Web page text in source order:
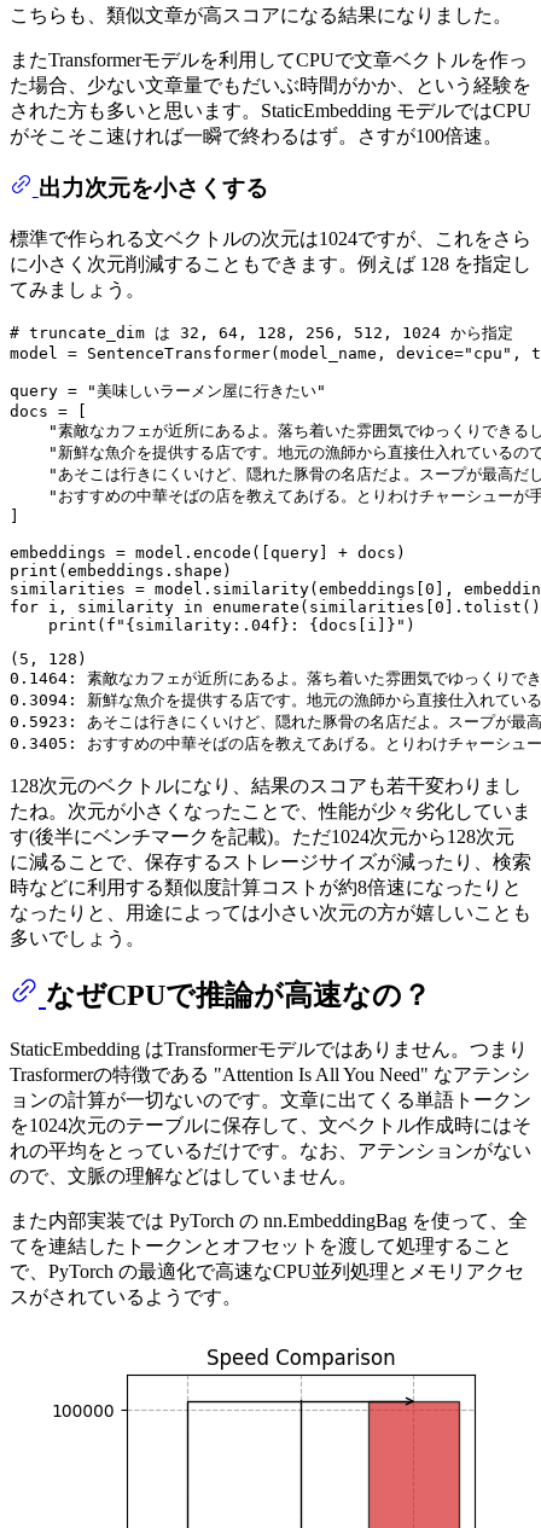
こちらも、類似文章が高スコアになる結果になりました。
またTransformerモデルを利用してCPUで文章ベクトルを作っ
た場合、少ない文章量でもだいぶ時間がかか、という経験を
された方も多いと思います。StaticEmbedding モデルではCPU
がそこそこ速ければ一瞬で終わるはず。さすが100倍速。
出力次元を小さくする
標準で作られる文ベクトルの次元は1024ですが、これをさら
に小さく次元削減することもできます。例えば 128 を指定し
てみましょう。
# truncate_dim は 32, 64, 128, 256, 512, 1024 から指定
model = SentenceTransformer(model_name, device="cpu" ,
query =
"美味しいラーメン屋に行きたい"
docs = [
"素敵なカフェが近所にあるよ。落ち着いた雰囲気でゆっくりでき
"新鮮な魚介を提供する店です。地元の漁師から直接仕入れている
"あそこは行きにくいけど、隠れた豚骨の名店だよ。スープが最高だ
"おすすめの中華そばの店を教えてあげる。とりわけチャーシューが
]
print (embeddings.shape)
similarities = model.similarity(embeddings[0 ],
for i, similarity in enumerate (similarities[0
print ( f" {similarity: .04f} : {docs[i]} "
(5, 128)
0.1464: 素敵なカフェが近所にあるよ。落ち着いた雰囲気でゆっくりで
0.3094: 新鮮な魚介を提供する店です。地元の漁師から直接仕入れてい
0.5923: あそこは行きにくいけど、隠れた豚骨の名店だよ。スープが最
128次元のベクトルになり、結果のスコアも若干変わりまし
たね。次元が小さくなったことで、性能が少々劣化していま
す(後半にベンチマークを記載)。ただ1024次元から128次元
に減ることで、保存するストレージサイズが減ったり、検索
時などに利用する類似度計算コストが約8倍速になったりと
なったりと、用途によっては小さい次元の方が嬉しいことも
多いでしょう。
なぜCPUで推論が高速なの？
StaticEmbedding はTransformerモデルではありません。つまり
Trasformerの特徴である "Attention Is All You Need" なアテンシ
ョンの計算が一切ないのです。文章に出てくる単語トークン
を1024次元のテーブルに保存して、文ベクトル作成時にはそ
れの平均をとっているだけです。なお、アテンションがない
ので、文脈の理解などはしていません。
また内部実装では PyTorch の nn.EmbeddingBag を使って、全
てを連結したトークンとオフセットを渡して処理すること
で、PyTorch の最適化で高速なCPU並列処理とメモリアクセ
スがされているようです。